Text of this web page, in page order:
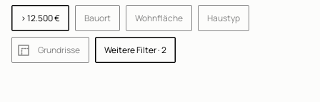
> 12.500 € Bauort Wohnfläche Haustyp
Grundrisse Weitere Filter· 2